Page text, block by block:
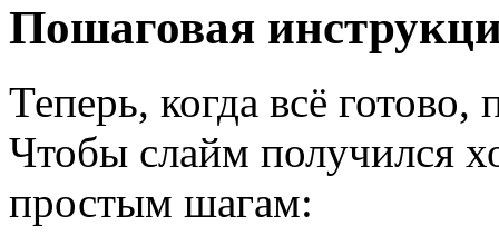
Пошаговая
Теперь, когда всё
Чтобы слайм получился
простым шагам: